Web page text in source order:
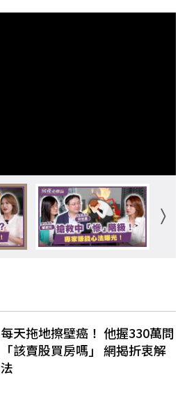
每天拖地擦壁癌！ 他握330萬問
「該賣股買房嗎」 網揭折衷解
法